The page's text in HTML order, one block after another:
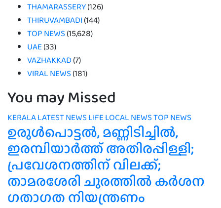
THAMARASSERY(126)
THIRUVAMBADI (144)
TOP NEWS (15,628)
UAE (33)
VAZHAKKAD(7)
VIRAL NEWS (181)
You may Missed
KERALALATEST NEWS LIFE LOCAL NEWSTOP NEWS
ഉരുൾപൊട്ടൽ, മണ്ണിടിച്ചിൽ,
ഇരമ്പിയാര്‍ത്ത് അതിരപ്പിള്ളി;
പ്രവേശനത്തിന് വിലക്ക്;
താമരശേരി ചുരത്തില്‍ കര്‍ശന
ഗതാഗത നിയന്ത്രണം